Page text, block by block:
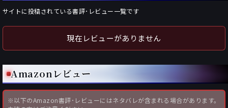
サイトに投稿されている書評･レビュー一覧です
現在レビューがありません
Amazonレビュー
※以下のAmazon書評･レビューにはネタバレが含まれる場合があります。